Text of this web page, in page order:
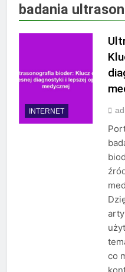
badania
INTERNET
co